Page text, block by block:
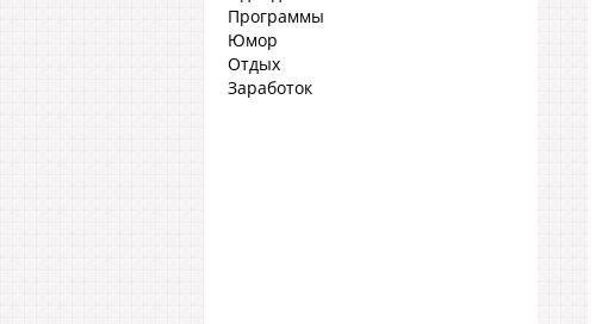
Программы
Юмор
Отдых
Заработок